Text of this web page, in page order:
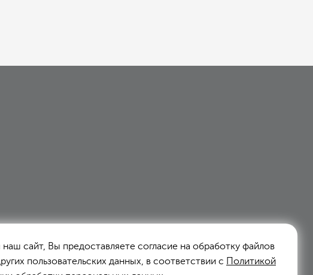
наш сайт, Вы предоставляете согласие на обработку файлов
пользовательских данных, в соответствии с Политикой